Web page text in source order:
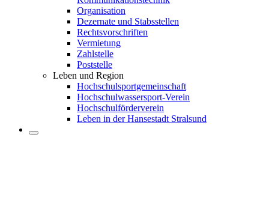
Organisation
Dezernate und Stabsstellen
Rechtsvorschriften
Vermietung
Zahlstelle
Poststelle
Leben und Region
Hochschulsportgemeinschaft
Hochschulwassersport-Verein
Hochschulförderverein
Leben in der Hansestadt Stralsund